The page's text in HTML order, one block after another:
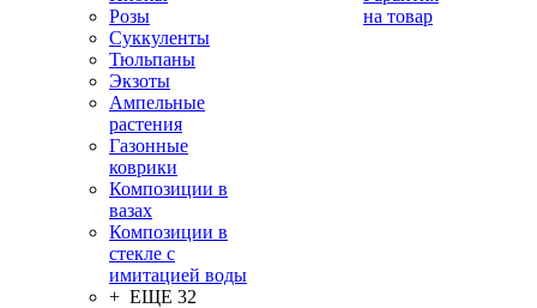
Розы
Суккуленты
Тюльпаны
Экзоты
Ампельные
растения
Газонные
коврики
Композиции в
вазах
Композиции в
стекле с
имитацией воды
+ ЕЩЕ 32
на товар